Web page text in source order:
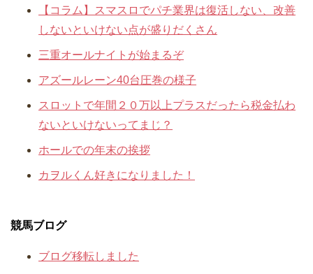
【コラム】スマスロでパチ業界は復活しない、改善
しないといけない点が盛りだくさん
三重オールナイトが始まるぞ
アズールレーン40台圧巻の様子
スロットで年間２０万以上プラスだったら税金払わ
ないといけないってまじ？
ホールでの年末の挨拶
カヲルくん好きになりました！
競馬ブログ
ブログ移転しました